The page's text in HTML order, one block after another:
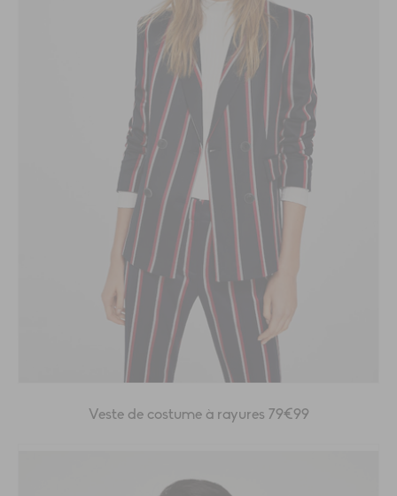
Veste de costume à rayures 79€99